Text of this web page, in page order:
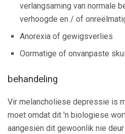
verlangsaming van normale
verhoogde en / of
Anorexia of gewigsverlies
Oormatige of onvanpaste
behandeling
Vir melancholiese depressie is
moet omdat dit 'n biologiese
aangesien dit gewoonlik nie